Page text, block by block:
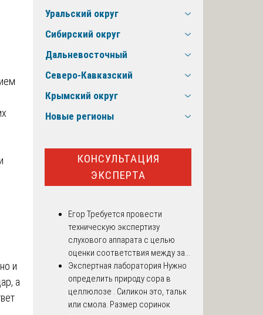
и
а
Уральский округ
Сибирский округ
Дальневосточный
Северо-Кавказский
Крымский округ
Новые регионы
КОНСУЛЬТАЦИЯ
ЭКСПЕРТА
Егор Требуется провести
техническую экспертизу
слухового аппарата с целью
оценки соответствия между за...
Экспертная лаборатория Нужно
определить природу сора в
целлюлозе . Силикон это, тальк
или смола. Размер соринок